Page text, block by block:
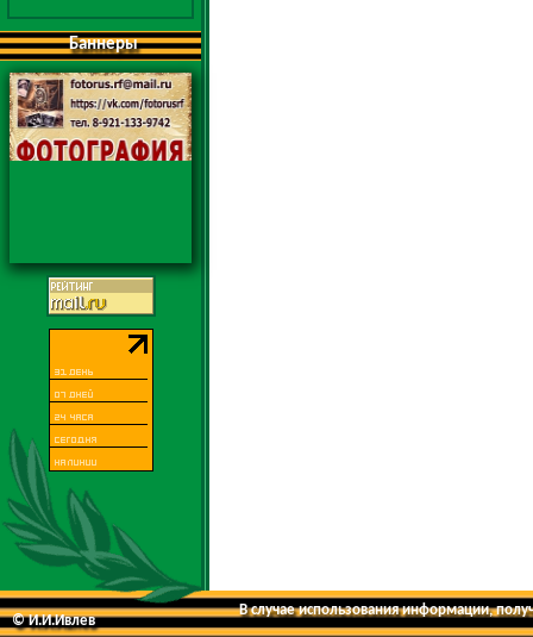
Баннеры
© И.И.Ивлев
В случае использования информации,